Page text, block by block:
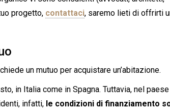
progetto, contattaci, saremo lieti di offrirti
un mutuo per acquistare un’abitazione.
in Italia come in Spagna. Tuttavia, nel paese
infatti, le condizioni di finanziamento